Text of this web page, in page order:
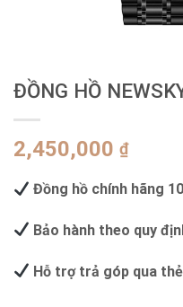
ĐỒNG HỒ
2,450,000 ₫
Đồng hồ chính hãng
Bảo hành theo quy
Hỗ trợ trả góp qua